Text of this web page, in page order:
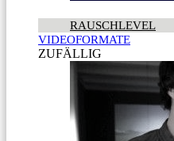
RAUSCHLEVEL
VIDEOFORMATE
ZUFÄLLIG